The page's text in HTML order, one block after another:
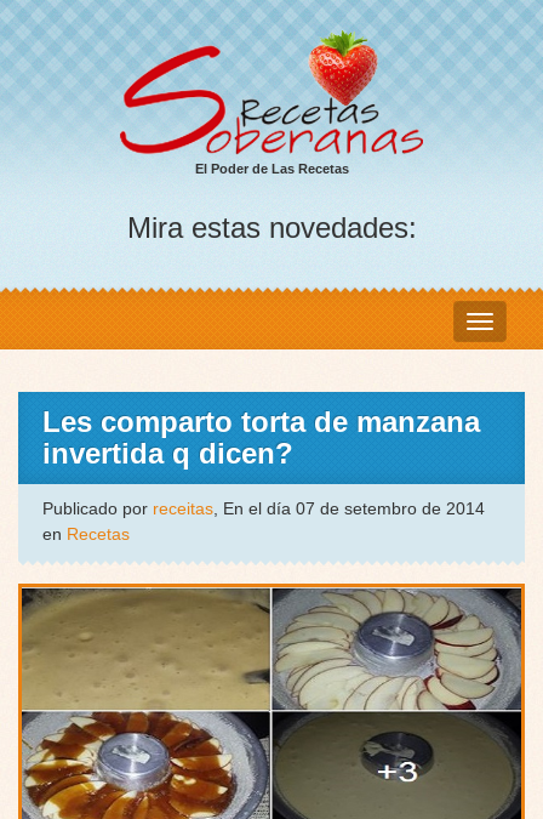
El Poder de Las Recetas
Mira estas novedades:
Les comparto torta de manzana
invertida q dicen?
Publicado por receitas, En el día 07 de setembro de 2014
en Recetas